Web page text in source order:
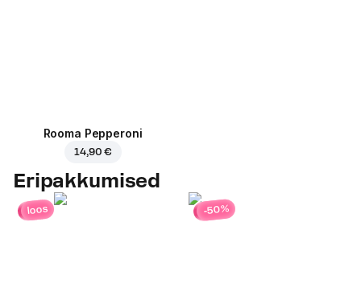
Rooma Pepperoni
14,90 €
Eripakkumised
loos -50%